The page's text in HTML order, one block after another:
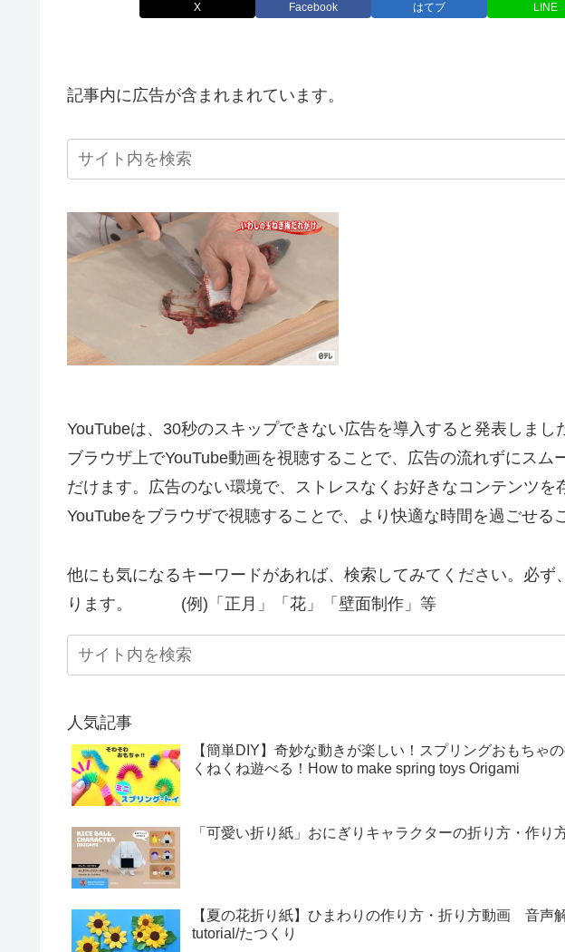
X Facebook はてブ LINE
記事内に広告が含まれまれています。
YouTubeは、30秒のスキップできない広告を導入すると発表しまし
ブラウザ上でYouTube動画を視聴することで、広告の流れずにスム
だけます。広告のない環境で、ストレスなくお好きなコンテンツを
YouTubeをブラウザで視聴することで、より快適な時間を過ごせる
他にも気になるキーワードがあれば、検索してみてください。必ず
ります。 (例)「正月」「花」「壁面制作」等
人気記事
【簡単DIY】奇妙な動きが楽しい！スプリングおもちゃ
くねくね遊べる！How to make spring toys Origami
「可愛い折り紙」おにぎりキャラクターの折り方・作
【夏の花折り紙】ひまわりの作り方・折り方動画 音声
tutorial/たつくり